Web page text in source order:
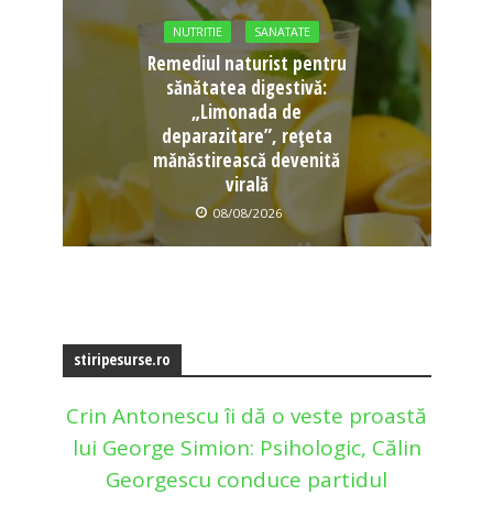
NUTRITIE SANATATE
Remediul naturist pentru
sănătatea digestivă:
„Limonada de
deparazitare”, rețeta
mănăstirească devenită
virală
08/08/2026
stiripesurse.ro
Crin Antonescu îi dă o veste proastă
lui George Simion: Psihologic, Călin
Georgescu conduce partidul